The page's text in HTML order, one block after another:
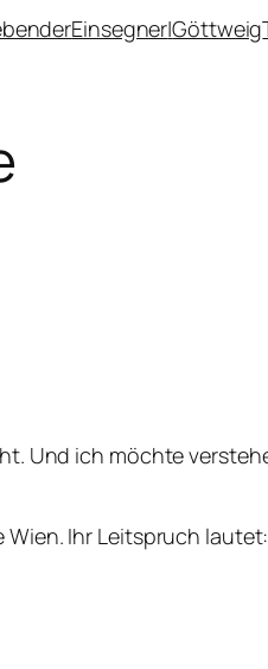
Einsegner|Göttweig
Und ich möchte
Wien. Ihr Leitspruch lautet: